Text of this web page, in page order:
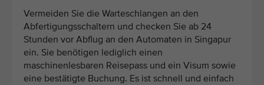
Vermeiden Sie die Warteschlangen an den
Abfertigungsschaltern und checken Sie ab 24
Stunden vor Abflug an den Automaten in Singapur
ein. Sie benötigen lediglich einen
maschinenlesbaren Reisepass und ein Visum sowie
eine bestätigte Buchung. Es ist schnell und einfach